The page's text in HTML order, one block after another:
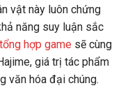
vật này luôn chứng
năng suy luận sắc
hợp game sẽ cùng
giá trị tác phẩm
văn hóa đại chúng.